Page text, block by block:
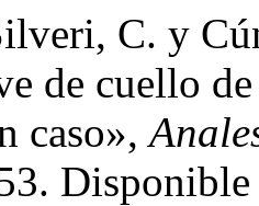
C. y
de cuello
caso»,
Disponible